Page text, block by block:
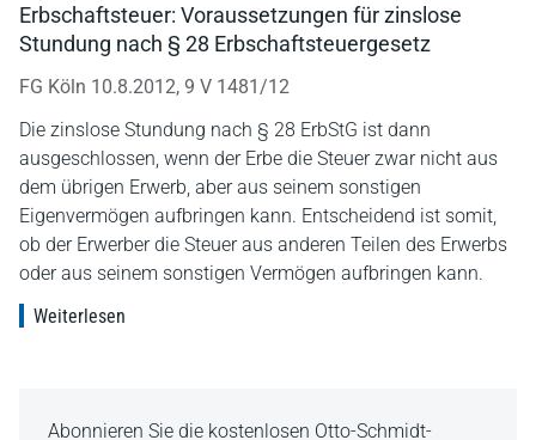
Erbschaftsteuer: Voraussetzungen für zinslose
Stundung nach § 28 Erbschaftsteuergesetz
FG Köln 10.8.2012, 9 V 1481/12
Die zinslose Stundung nach § 28 ErbStG ist dann
ausgeschlossen, wenn der Erbe die Steuer zwar nicht aus
dem übrigen Erwerb, aber aus seinem sonstigen
Eigenvermögen aufbringen kann. Entscheidend ist somit,
ob der Erwerber die Steuer aus anderen Teilen des Erwerbs
oder aus seinem sonstigen Vermögen aufbringen kann.
Weiterlesen
Abonnieren Sie die kostenlosen Otto-Schmidt-